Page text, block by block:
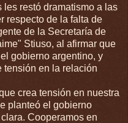
les restó dramatismo a las
respecto de la falta de
de la Secretaría de
Stiuso, al afirmar que
gobierno argentino, y
tensión en la relación
crea tensión en nuestra
planteó el gobierno
Cooperamos en